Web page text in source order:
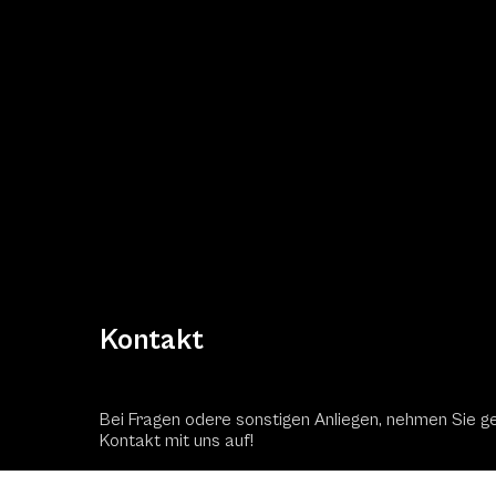
Kontakt
Bei Fragen odere sonstigen Anliegen, nehmen Sie
Kontakt mit uns auf!